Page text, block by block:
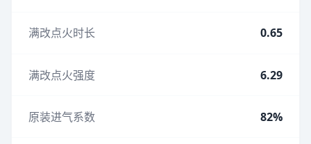
满改点火时长 0.65
满改点火强度 6.29
原装进气系数 82%